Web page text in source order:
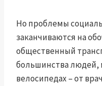
Но проблемы
заканчиваются на
общественный
большинства людей,
велосипедах – от